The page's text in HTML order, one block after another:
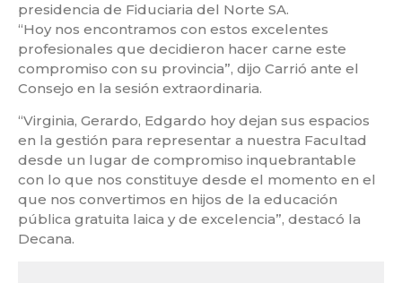
presidencia de Fiduciaria del Norte SA.
“Hoy nos encontramos con estos excelentes
profesionales que decidieron hacer carne este
compromiso con su provincia”, dijo Carrió ante el
Consejo en la sesión extraordinaria.
“Virginia, Gerardo, Edgardo hoy dejan sus espacios
en la gestión para representar a nuestra Facultad
desde un lugar de compromiso inquebrantable
con lo que nos constituye desde el momento en el
que nos convertimos en hijos de la educación
pública gratuita laica y de excelencia”, destacó la
Decana.